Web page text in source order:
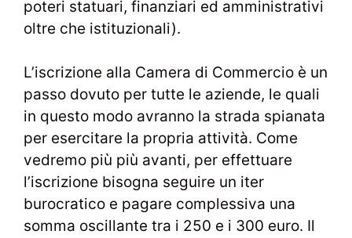
poteri statuari, finanziari ed amministrativi
oltre che istituzionali).
L’iscrizione alla Camera di Commercio è un
passo dovuto per tutte le aziende, le quali
in questo modo avranno la strada spianata
per esercitare la propria attività. Come
vedremo più più avanti, per effettuare
l’iscrizione bisogna seguire un iter
burocratico e pagare complessiva una
somma oscillante tra i 250 e i 300 euro. Il